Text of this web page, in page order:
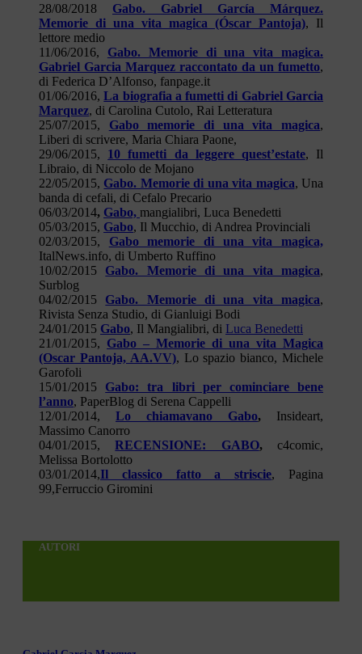
28/08/2018 Gabo. Gabriel García Márquez.
Memorie di una vita magica (Óscar Pantoja), Il
lettore medio
11/06/2016, Gabo. Memorie di una vita magica.
Gabriel Garcia Marquez raccontato da un fumetto,
di Federica D’Alfonso, fanpage.it
01/06/2016,La biografia a fumetti di Gabriel Garcia
Marquez, di Carolina Cutolo, Rai Letteratura
25/07/2015, Gabo memorie di una vita magica,
Liberi di scrivere, Maria Chiara Paone,
29/06/2015, 10 fumetti da leggere quest’estate, Il
Libraio, di Niccolo de Mojano
22/05/2015, Gabo. Memorie di una vita magica, Una
banda di cefali, di Cefalo Precario
06/03/2014, Gabo, mangialibri, Luca Benedetti
05/03/2015, Gabo, Il Mucchio, di Andrea Provinciali
02/03/2015, Gabo memorie di una vita magica,
ItalNews.info, di Umberto Ruffino
10/02/2015 Gabo. Memorie di una vita magica,
Surblog
04/02/2015 Gabo. Memorie di una vita magica,
Rivista Senza Studio, di Gianluigi Bodi
24/01/2015 Gabo, Il Mangialibri, di Luca Benedetti
21/01/2015, Gabo – Memorie di una vita Magica
(Oscar Pantoja, AA.VV), Lo spazio bianco, Michele
Garofoli
15/01/2015 Gabo: tra libri per cominciare bene
l’anno, PaperBlog di Serena Cappelli
12/01/2014, Lo chiamavano Gabo, Insideart,
Massimo Canorro
04/01/2015,RECENSIONE: GABO,c4comic,
Melissa Bortolotto
03/01/2014,Il classico fatto a striscie, Pagina
99,Ferruccio Giromini
AUTORI